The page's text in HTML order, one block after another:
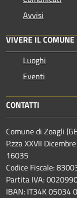
Avvisi
VIVERE IL COMUNE
Luoghi
Eventi
CONTATTI
Comune di Zoagli
P.zza XXVII
16035
Codice Fiscale:
Partita IVA:
IBAN: IT34K